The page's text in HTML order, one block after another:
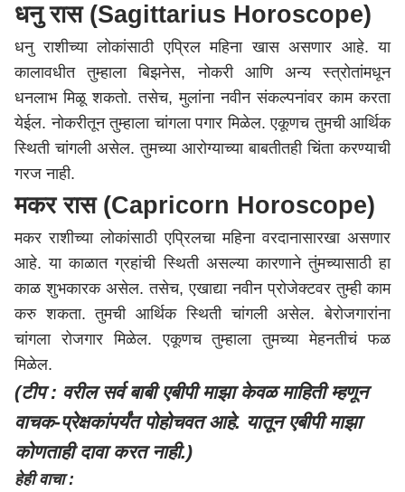
धनु रास (Sagittarius Horoscope)
धनु राशीच्या लोकांसाठी एप्रिल महिना खास असणार आहे. या
कालावधीत तुम्हाला बिझनेस, नोकरी आणि अन्य स्त्रोतांमधून
धनलाभ मिळू शकतो. तसेच, मुलांना नवीन संकल्पनांवर काम करता
येईल. नोकरीतून तुम्हाला चांगला पगार मिळेल. एकूणच तुमची आर्थिक
स्थिती चांगली असेल. तुमच्या आरोग्याच्या बाबतीतही चिंता करण्याची
गरज नाही.
मकर रास (Capricorn Horoscope)
मकर राशीच्या लोकांसाठी एप्रिलचा महिना वरदानासारखा असणार
आहे. या काळात ग्रहांची स्थिती असल्या कारणाने तुंमच्यासाठी हा
काळ शुभकारक असेल. तसेच, एखाद्या नवीन प्रोजेक्टवर तुम्ही काम
करु शकता. तुमची आर्थिक स्थिती चांगली असेल. बेरोजगारांना
चांगला रोजगार मिळेल. एकूणच तुम्हाला तुमच्या मेहनतीचं फळ
मिळेल.
(टीप : वरील सर्व बाबी एबीपी माझा केवळ माहिती म्हणून
वाचक-प्रेक्षकांपर्यंत पोहोचवत आहे. यातून एबीपी माझा
कोणताही दावा करत नाही.)
हेही वाचा :